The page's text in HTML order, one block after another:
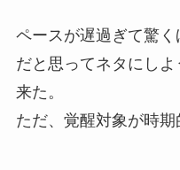
ペースが遅過ぎて驚
だと思ってネタにし
来た。
ただ、覚醒対象が時期